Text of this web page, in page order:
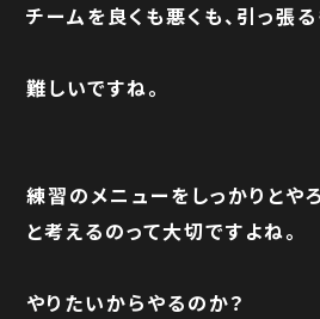
チームを良くも悪くも、引っ張る
難しいですね。
練習のメニューをしっかりとや
と考えるのって大切ですよね。
やりたいからやるのか？